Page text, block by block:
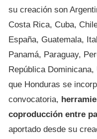
su creación son
Costa Rica, Cuba,
España, Guatemala,
Panamá, Paraguay,
República
que Honduras se
convocatoria,
coproducción entre
aportado desde su